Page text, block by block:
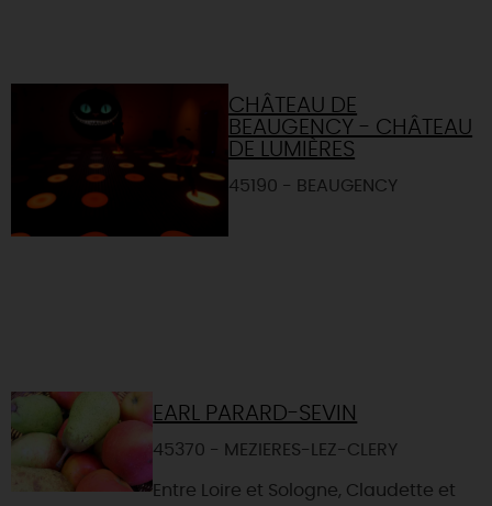
CHÂTEAU DE
BEAUGENCY - CHÂTEAU
DE LUMIÈRES
45190 - BEAUGENCY
EARL PARARD-SEVIN
45370 - MEZIERES-LEZ-CLERY
Entre Loire et Sologne, Claudette et